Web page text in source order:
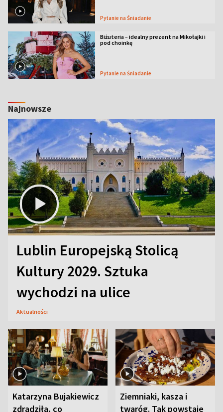
Pytanie na Śniadanie
Biżuteria – idealny prezent na Mikołajki i
pod choinkę
Pytanie na Śniadanie
Najnowsze
Lublin Europejską Stolicą
Kultury 2029. Sztuka
wychodzi na ulice
Aktualności
Katarzyna Bujakiewicz
zdradziła, co
Ziemniaki, kasza i
twaróg. Tak powstaje